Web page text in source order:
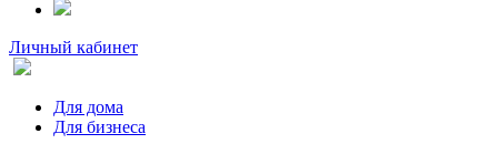
Личный кабинет
Для дома
Для бизнеса